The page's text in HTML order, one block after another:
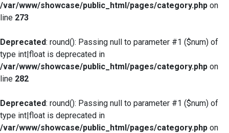
/var/www/showcase/public_html/pages/category.php on
line 273
Deprecated: round(): Passing null to parameter #1 ($num) of
type int|float is deprecated in
/var/www/showcase/public_html/pages/category.php on
line 282
Deprecated: round(): Passing null to parameter #1 ($num) of
type int|float is deprecated in
/var/www/showcase/public_html/pages/category.php on